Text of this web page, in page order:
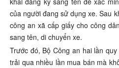
của người đang sử dụng xe. Sau
công an xã cấp giấy cho công
sang tên, di chuyển xe.
Trước đó, Bộ Công an hai lần
trải qua nhiều lần mua bán mà